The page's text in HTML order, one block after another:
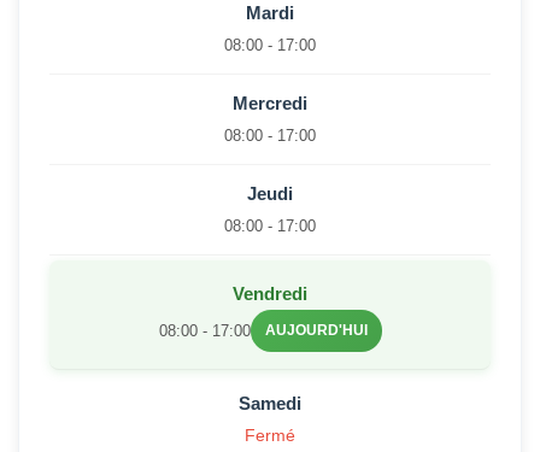
Mardi
08:00 - 17:00
Mercredi
08:00 - 17:00
Jeudi
08:00 - 17:00
Vendredi
08:00 - 17:00 AUJOURD'HUI
Samedi
Fermé